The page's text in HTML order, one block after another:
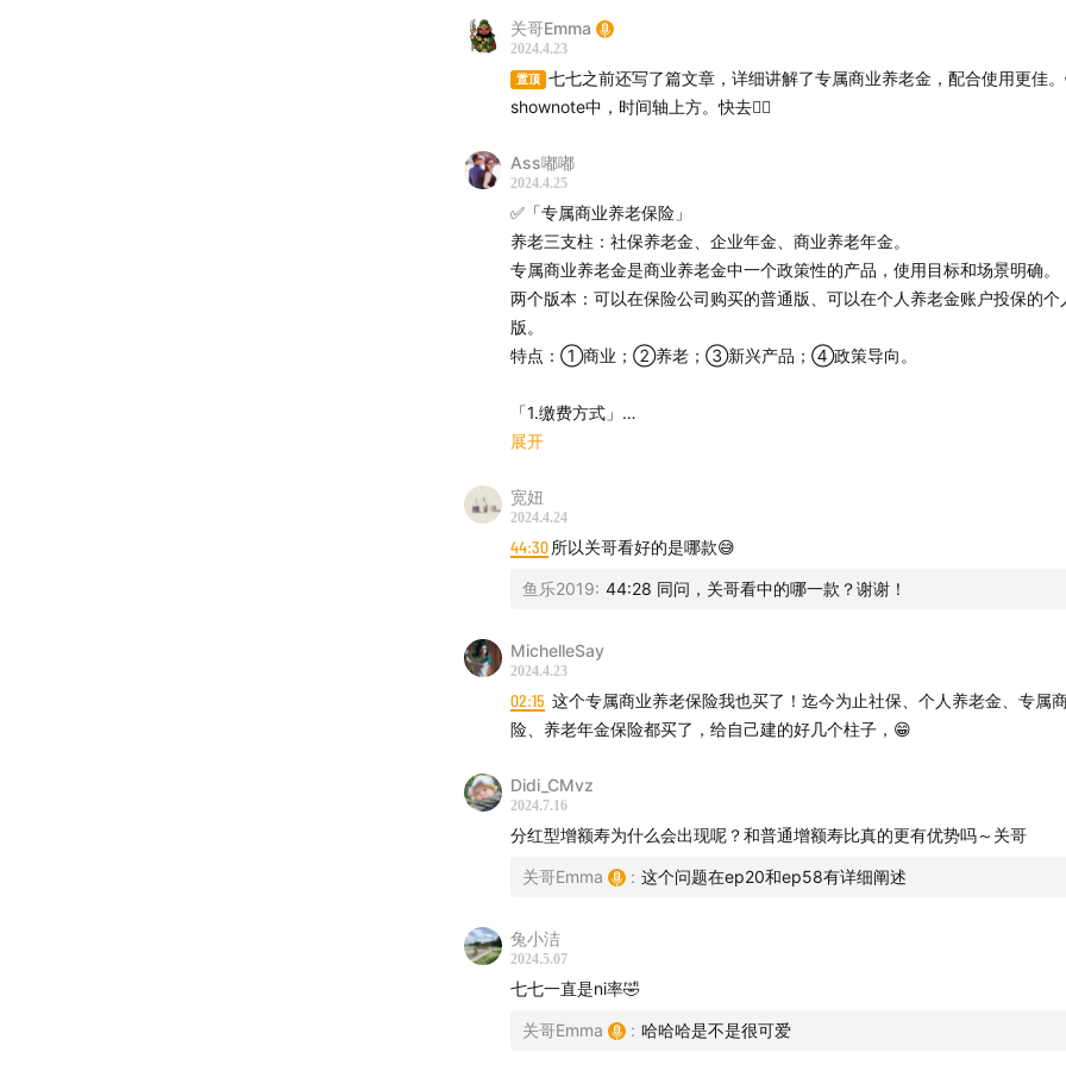
但事实上，专属商业养老保险一直是
之一。与个人养老金计划既有重合的部分，但也存在一定的差异。
所以，针对大家常见的概念上的混淆和误解，这期节目我们想来聊一下
已久的话题，看看“
希望通过对该产品的定位和特点的梳理，可以帮助大家更好地了解专属
别？ 到底是什么。
配合这篇文章《没有缴费压力，还有保底利率，这种养老金还真有点东
属商业养老金》使用，效果更佳。
⌛时间轴
06:46 为什么国家近几年开始推动「商业养老金」？
新兴的「专属商业养老保险」有什么
关哥Emma
2024.4.23
置顶
七七之前还写了篇文章，详细讲解了专属商业养老金，配合使用更佳
shownote中，时间轴上方。快去👉🏻
Ass嘟嘟
2024.4.25
✅「专属商业养老保险」
养老三支柱：社保养老金、企业年金、商业养老年金。
专属商业养老金是商业养老金中一个政策性的产品，使用目标和场景明确。
两个版本：可以在保险公司购买的普通版、可以在个人养老金账户投保的个
版。
特点：①商业；②养老；③新兴产品；④政策导向。
「1.缴费方式」
正常商业年金险缴费：趸交、期交。
「2.账户式管理」
分为稳健型、进取型账户，每年可进行转换，且调整比例。
模式：结算利率 = 保底利率 + 浮动利率。
「3.产品积累期」
存钱的阶段，不释放现金流。
稳健型：保底利率相对高。投资固收类的产品，更稳定。
进取型：保底利率可能是0。投资偏权益类产品，波动更大。
最低收益，买入时是多少就是多少，不会变。但可能出现停售或政策变化。
稳健型：2022年3%左右，现在2.5%左右。
进取型：最低是0%，最高1%左右。
「结算利率」
稳健型：2022年4%~5%、2023年3%左右。
进取型：2022年5%~6%、2023年3%~4%。
开始领取养老金的阶段。
展开
宽妞
2024.4.24
44:30所以关哥看好的是哪款😅
鱼乐2019: 44:28 同问，关哥看中的哪一款？谢谢！
MichelleSay
2024.4.23
02:15 这个专属商业养老保险我也买了！迄今为止社保、个人养老金、专属
险、养老年金保险都买了，给自己建的好几个柱子，😁
Didi_CMvz
2024.7.16
分红型增额寿为什么会出现呢？和普通增额寿比真的更有优势吗～关哥
关哥Emma : 这个问题在ep20和ep58有详细阐述
兔小洁
2024.5.07
七七一直是ni率🤣
关哥Emma : 哈哈哈是不是很可爱